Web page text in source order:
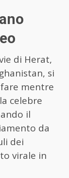
di Herat,
si
mentre
celebre
il
da
dei
virale in